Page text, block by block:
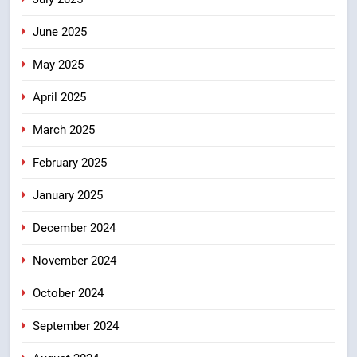
June 2025
May 2025
April 2025
March 2025
February 2025
January 2025
December 2024
November 2024
October 2024
September 2024